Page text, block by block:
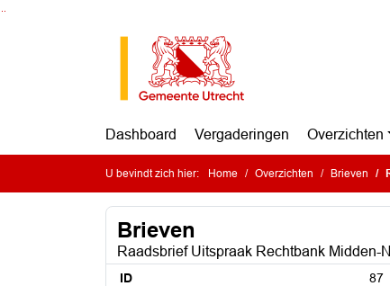
Dashboard Vergaderingen Overzichten
U bevindt zich hier: Home Overzichten Brieven
Brieven
Raadsbrief Uitspraak Rechtbank Midden-
ID
87